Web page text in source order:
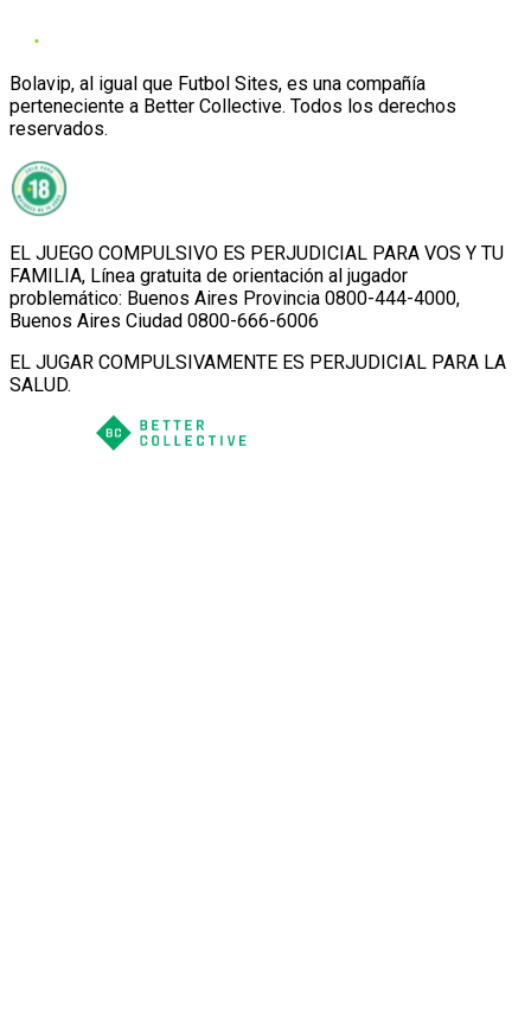
Bolavip, al igual que Futbol Sites, es una compañía
perteneciente a Better Collective. Todos los derechos
reservados.
EL JUEGO COMPULSIVO ES PERJUDICIAL PARA VOS Y TU
FAMILIA, Línea gratuita de orientación al jugador
problemático: Buenos Aires Provincia 0800-444-4000,
Buenos Aires Ciudad 0800-666-6006
EL JUGAR COMPULSIVAMENTE ES PERJUDICIAL PARA LA
SALUD.